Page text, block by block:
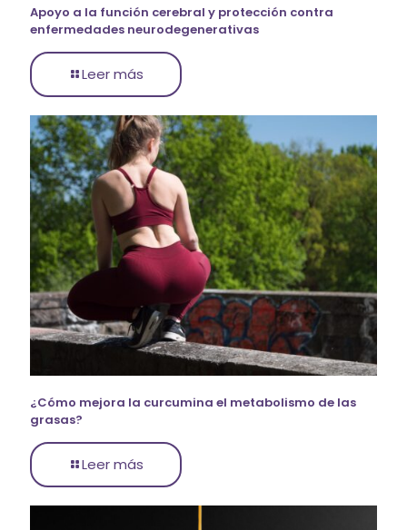
Apoyo a la función cerebral y protección contra
enfermedades neurodegenerativas
Leer más
¿Cómo mejora la curcumina el metabolismo de las
grasas?
Leer más